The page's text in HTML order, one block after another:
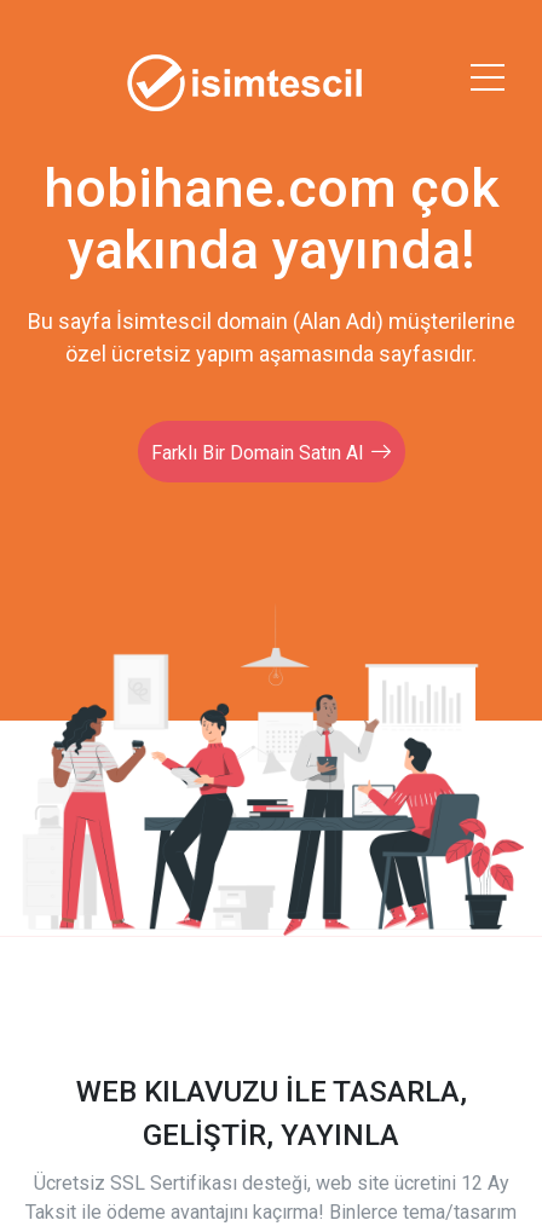
hobihane.com çok
yakında yayında!
Bu sayfa İsimtescil domain (Alan Adı) müşterilerine
özel ücretsiz yapım aşamasında sayfasıdır.
Farklı Bir Domain Satın Al
WEB KILAVUZU İLE TASARLA,
GELİŞTİR, YAYINLA
Ücretsiz SSL Sertifikası desteği, web site ücretini 12 Ay
Taksit ile ödeme avantajını kaçırma! Binlerce tema/tasarım